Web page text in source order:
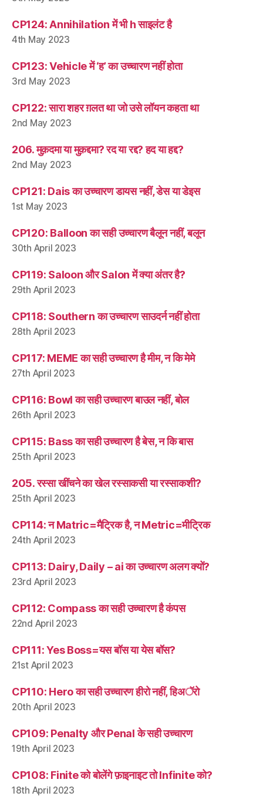
CP124: Annihilation में भी h साइलंट है
4th May 2023
CP123: Vehicle में ‘ह’ का उच्चारण नहीं होता
3rd May 2023
CP122: सारा शहर ग़लत था जो उसे लॉयन कहता था
2nd May 2023
206. मुक़दमा या मुक़द्दमा? रद या रद्द? हद या हद्द?
2nd May 2023
CP121: Dais का उच्चारण डायस नहीं, डेस या डेइस
1st May 2023
CP120: Balloon का सही उच्चारण बैलून नहीं, बलून
30th April 2023
CP119: Saloon और Salon में क्या अंतर है?
29th April 2023
CP118: Southern का उच्चारण साउदर्न नहीं होता
28th April 2023
CP117: MEME का सही उच्चारण है मीम, न कि मेमे
27th April 2023
CP116: Bowl का सही उच्चारण बाउल नहीं, बोल
26th April 2023
CP115: Bass का सही उच्चारण है बेस, न कि बास
25th April 2023
205. रस्सा खींचने का खेल रस्साकसी या रस्साकशी?
25th April 2023
CP114: न Matric=मैट्रिक है, न Metric=मीट्रिक
24th April 2023
CP113: Dairy, Daily – ai का उच्चारण अलग क्यों?
23rd April 2023
CP112: Compass का सही उच्चारण है कंपस
22nd April 2023
CP111: Yes Boss=यस बॉस या येस बॉस?
21st April 2023
CP110: Hero का सही उच्चारण हीरो नहीं, हिअॅरो
20th April 2023
CP109: Penalty और Penal के सही उच्चारण
19th April 2023
CP108: Finite को बोलेंगे फ़ाइनाइट तो Infinite को?
18th April 2023